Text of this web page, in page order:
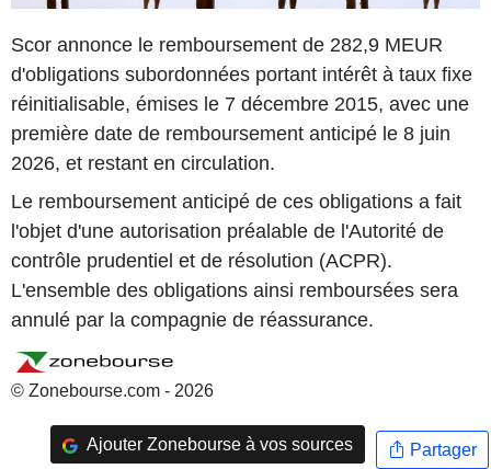
Scor annonce le remboursement de 282,9 MEUR
d'obligations subordonnées portant intérêt à taux fixe
réinitialisable, émises le 7 décembre 2015, avec une
première date de remboursement anticipé le 8 juin
2026, et restant en circulation.
Le remboursement anticipé de ces obligations a fait
l'objet d'une autorisation préalable de l'Autorité de
contrôle prudentiel et de résolution (ACPR).
L'ensemble des obligations ainsi remboursées sera
annulé par la compagnie de réassurance.
© Zonebourse.com - 2026
Ajouter Zonebourse à vos sources Partager